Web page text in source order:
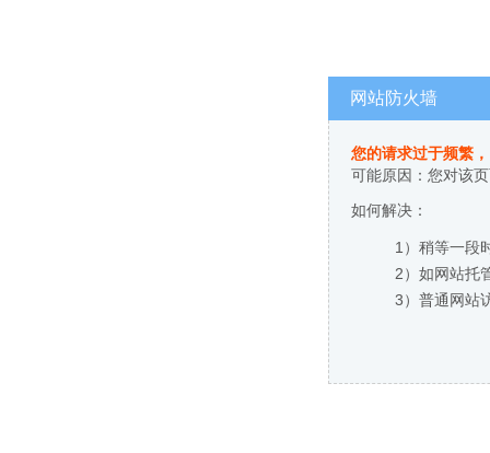
网站防火墙
您的请求过于频繁
可能原因：您对该
如何解决：
1）稍等一段
2）如网站托
3）普通网站